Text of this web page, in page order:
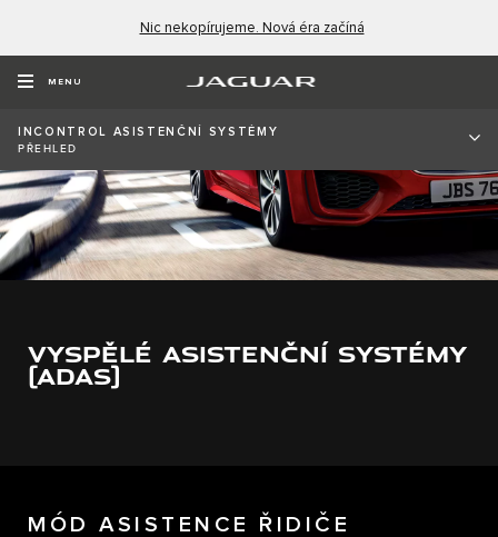
Nic nekopírujeme. Nová éra začíná
MENU
INCONTROL ASISTENČNÍ SYSTÉMY
PŘEHLED
VYSPĚLÉ ASISTENČNÍ SYSTÉMY
(ADAS)
MÓD ASISTENCE ŘIDIČE